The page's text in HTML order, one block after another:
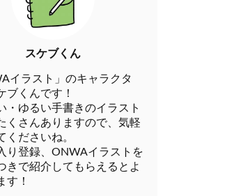
スケブくん
イラスト」のキャラクタ
ブくんです！
・ゆるい手書きのイラスト
くさんありますので、気軽
くださいね。
り登録、ONWAイラストを
きで紹介してもらえるとよ
す！